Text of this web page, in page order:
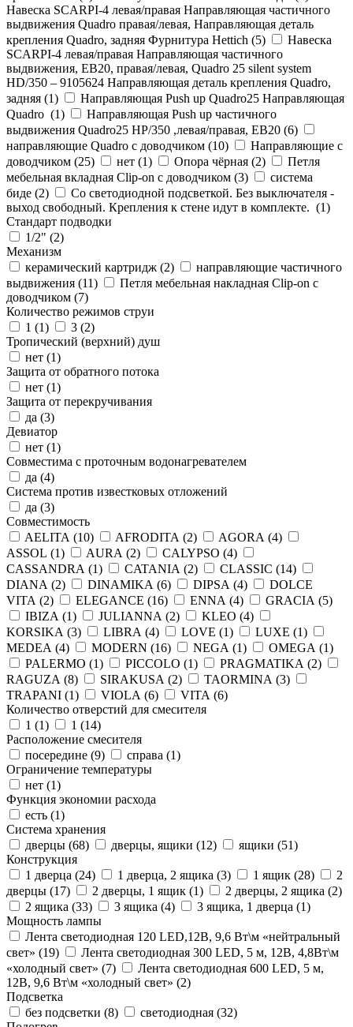
Навеска SCARPI-4 левая/правая Направляющая частичного
выдвижения Quadro правая/левая, Направляющая деталь
крепления Quadro, задняя Фурнитура Hettich (5)
Навеска
SCARPI-4 левая/правая Направляющая частичного
выдвижения, ЕВ20, правая/левая, Quadro 25 silent system
HD/350 – 9105624 Направляющая деталь крепления Quadro,
задняя (1)
Направляющая Push up Quadro25 Направляющая
Quadro (1)
Направляющая Push up частичного
выдвижения Quadro25 НР/350 ,левая/правая, ЕВ20 (6)
направляющие Quadro с доводчиком (10)
Направляющие с
доводчиком (25) нет (1) Опора чёрная (2)
Петля
мебельная вкладная Clip-on с доводчиком (3)
система
биде (2)
Со светодиодной подсветкой. Без выключателя -
выход свободный. Крепления к стене идут в комплекте. (1)
Стандарт подводки
1/2" (2)
Механизм
керамический картридж (2)
направляющие частичного
выдвижения (11)
Петля мебельная накладная Clip-on с
доводчиком (7)
Количество режимов струи
1 (1) 3 (2)
Тропический (верхний) душ
нет (1)
Защита от обратного потока
нет (1)
Защита от перекручивания
да (3)
Девиатор
нет (1)
Совместима с проточным водонагревателем
да (4)
Система против известковых отложений
да (3)
Совместимость
AELITA (10) AFRODITA (2) AGORA (4)
ASSOL (1) AURA (2) CALYPSO (4)
CASSANDRA (1) CATANIA (2) CLASSIC (14)
DIANA (2) DINAMIKA (6) DIPSA (4)
DOLCE
VITA (2) ELEGANCE (16) ENNA (4) GRACIA (5)
IBIZA (1) JULIANNA (2) KLEO (4)
KORSIKA (3) LIBRA (4) LOVE (1) LUXE (1)
MEDEA (4) MODERN (16) NEGA (1) OMEGA (1)
PALERMO (1) PICCOLO (1) PRAGMATIKA (2)
RAGUZA (8) SIRAKUSA (2) TAORMINA (3)
TRAPANI (1) VIOLA (6) VITA (6)
Количество отверстий для смесителя
1 (1) 1 (14)
Расположение смесителя
посередине (9) справа (1)
Ограничение температуры
нет (1)
Функция экономии расхода
есть (1)
Система хранения
дверцы (68) дверцы, ящики (12) ящики (51)
Конструкция
1 дверца (24) 1 дверца, 2 ящика (3) 1 ящик (28)
2
дверцы (17) 2 дверцы, 1 ящик (1) 2 дверцы, 2 ящика (2)
2 ящика (33) 3 ящика (4) 3 ящика, 1 дверца (1)
Мощность лампы
Лента светодиодная 120 LED,12В, 9,6 Вт\м «нейтральный
свет» (19)
Лента светодиодная 300 LED, 5 м, 12В, 4,8Вт\м
«холодный свет» (7)
Лента светодиодная 600 LED, 5 м,
12В, 9,6 Вт\м «холодный свет» (2)
Подсветка
без подсветки (8) светодиодная (32)